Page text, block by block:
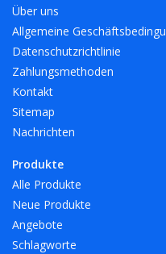
Über uns
Allgemeine
Datenschutzrichtlinie
Zahlungsmethoden
Kontakt
Sitemap
Nachrichten
Produkte
Alle Produkte
Neue Produkte
Angebote
Schlagworte